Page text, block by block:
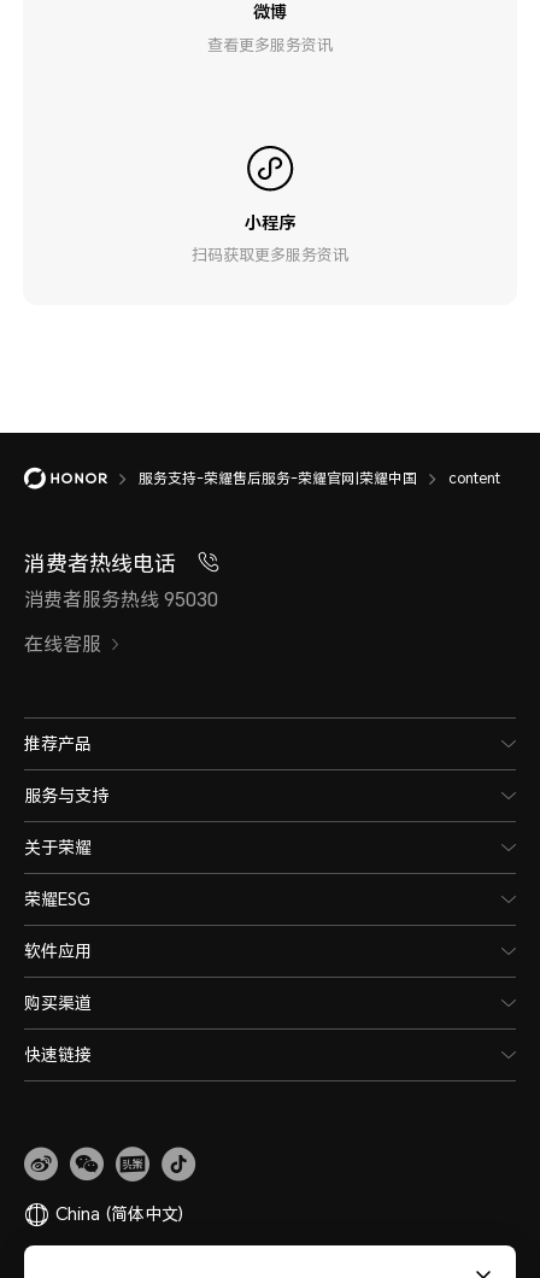
微博
查看更多服务资讯
小程序
扫码获取更多服务资讯
服务支持-荣耀售后服务-荣耀官网|荣耀中国 content
消费者热线电话
消费者服务热线 95030
在线客服
推荐产品
服务与支持
关于荣耀
荣耀ESG
软件应用
购买渠道
快速链接
China (简体中文)